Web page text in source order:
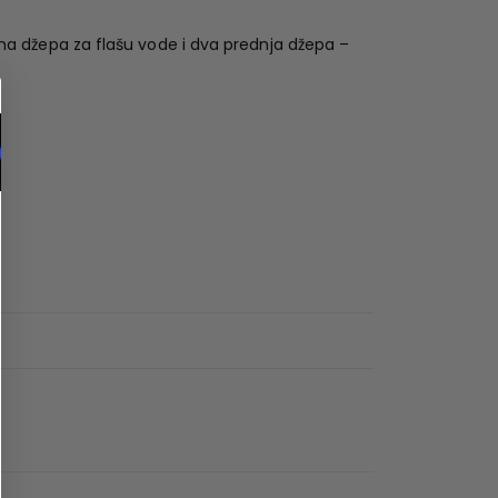
džepa za flašu vode i dva prednja džepa –